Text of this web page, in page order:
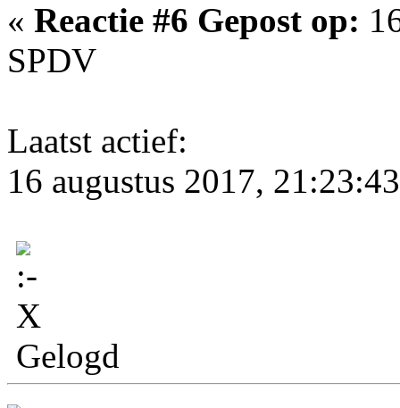
« Reactie #6 Gepost op:
SPDV
Laatst actief:
16 augustus 2017, 21:23:43
Gelogd